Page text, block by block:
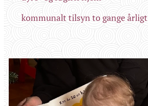
🫧 kommunalt tilsyn to gange årligt